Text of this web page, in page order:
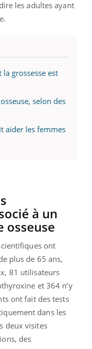
les adultes ayant
grossesse est
selon des
aider les femmes
à un
osseuse
ont
plus de 65 ans,
81 utilisateurs
et 364 n’y
ont fait des tests
dans les
deux visites
des